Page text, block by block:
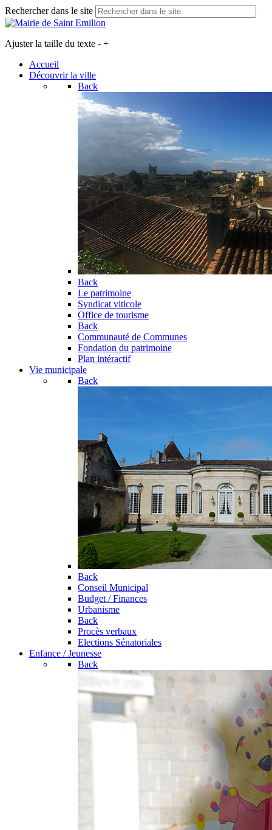
Rechercher dans le site
Ajuster la taille du texte - +
Accueil
Découvrir la ville
Back
Back
Le patrimoine
Syndicat viticole
Office de tourisme
Back
Communauté de Communes
Fondation du patrimoine
Plan intéractif
Vie municipale
Back
Back
Conseil Municipal
Budget / Finances
Urbanisme
Back
Procès verbaux
Elections Sénatoriales
Enfance / Jeunesse
Back